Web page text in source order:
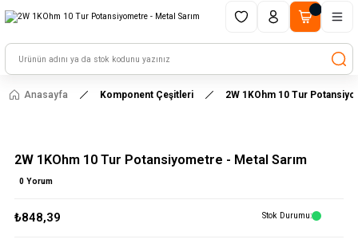
HAYAL ET - TASARLA - ÇALIŞTIR
Anasayfa Komponent Çeşitleri 2W 1KOhm 10 Tur
2W 1KOhm 10 Tur Potansiyometre - Metal Sarım
0 Yorum
₺848,39 Stok Durumu